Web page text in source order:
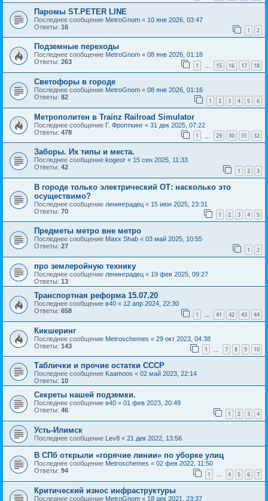
Паромы ST.PETER LINE
Последнее сообщение MetroGnom « 10 янв 2026, 03:47
Ответы: 16 1 2
Подземные переходы
Последнее сообщение MetroGnom « 08 янв 2026, 01:18
Ответы: 263 1 … 15 16 17 18
Светофоры в городе
Последнее сообщение MetroGnom « 08 янв 2026, 01:16
Ответы: 82 1 2 3 4 5 6
Метрополитен в Trainz Railroad Simulator
Последнее сообщение Г. Фропткинг « 31 дек 2025, 07:22
Ответы: 478 1 29 30 31 32
Заборы. Их типы и места.
Последнее сообщение kogeor « 15 сен 2025, 11:33
Ответы: 42 1 2 3
В городе только электрический ОТ: насколько это
осуществимо?
Последнее сообщение ленинградец « 15 июн 2025, 23:31
Ответы: 70 1 2 3 4 5
Предметы метро вне метро
Последнее сообщение Maxx Shab « 03 май 2025, 10:55
Ответы: 27 1 2
про землеройную технику
Последнее сообщение ленинградец « 19 фев 2025, 09:27
Ответы: 13
Транспортная реформа 15.07.20
Последнее сообщение в40 « 12 апр 2024, 22:30
Ответы: 658 1 … 41 42 43 44
Кикшеринг
Последнее сообщение Metroschemes « 29 окт 2023, 04:38
Ответы: 143 1 7 8 9 10
Таблички и прочие остатки СССР
Последнее сообщение Kaamoos « 02 май 2023, 22:14
Ответы: 10
Секреты нашей подземки.
Последнее сообщение в40 « 01 фев 2023, 20:49
Ответы: 46 1 2 3 4
Усть-Илимск
Последнее сообщение Lev8 « 21 дек 2022, 13:56
В СПб открыли «горячие линии» по уборке улиц
Последнее сообщение Metroschemes « 02 фев 2022, 11:50
Ответы: 94 1 … 4 5 6 7
Критический износ инфраструктуры
Последнее сообщение MetroGnom « 18 дек 2021, 23:37